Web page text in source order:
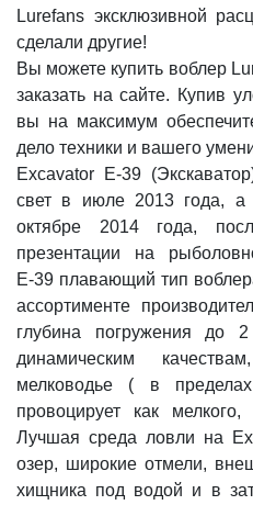
Lurefans эксклюзивной
сделали другие!
Вы можете купить воблер
заказать на сайте. Купив
вы на максимум
дело техники и вашего
Excavator E-39
свет в июле 2013 года,
октябре 2014 года,
презентации на
Е-39 плавающий тип
ассортименте
глубина погружения до
динамическим
мелководье ( в
провоцирует как
Лучшая среда ловли на
озер, широкие отмели,
хищника под водой и в